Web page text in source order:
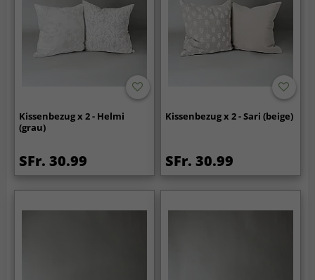
Kissenbezug x 2 - Helmi
(grau)
SFr. 30.99
Kissenbezug x 2 - Sari (beige)
SFr. 30.99